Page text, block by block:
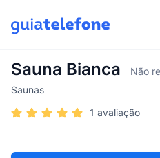
Sauna Bianca
Não
Saunas
1 avaliação